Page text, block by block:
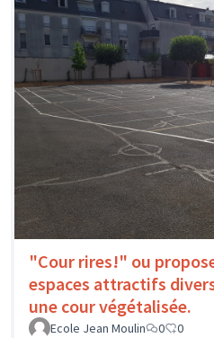
"Cour rires!" ou
espaces attractifs
une cour végétalisée.
Ecole Jean Moulin 0 0